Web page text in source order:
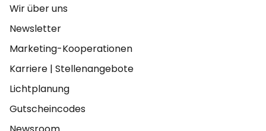
Wir über uns
Newsletter
Marketing-Kooperationen
Karriere | Stellenangebote
Lichtplanung
Gutscheincodes